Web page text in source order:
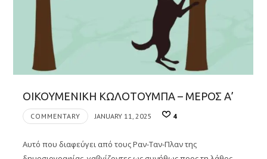
ΟΙΚΟΥΜΕΝΙΚΗ ΚΩΛΟΤΟΥΜΠΑ – ΜΕΡΟΣ Α’
COMMENTARY JANUARY 11, 2025 4
Αυτό που διαφεύγει από τους Ραν-Ταν-Πλαν της